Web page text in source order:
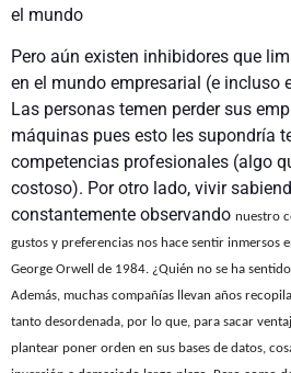
el mundo
Pero aún existen inhibidores que
en el mundo empresarial (e incluso
Las personas temen perder sus
máquinas pues esto les supondría
competencias profesionales (algo
costoso). Por otro lado, vivir
constantemente observando nuestro
gustos y preferencias nos hace sentir inmersos
George Orwell de 1984. ¿Quién no se ha
Además, muchas compañías llevan años
tanto desordenada, por lo que, para sacar
plantear poner orden en sus bases de datos,